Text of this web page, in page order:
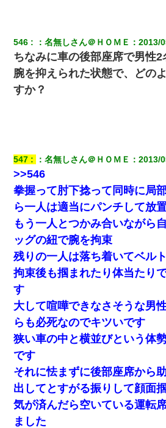
【衝撃】女友達から行為中に告白され
義兄嫁が義実家で「コロナ陽性だったか
妻「ずっと好きだった人と一緒になりた
い」→離婚後、娘と実家で生活してると
【衝撃】嫁父の会社に勤続１０年、手
らえる会社から誘われた。転職したい
「離婚！（激怒」
放置子が病院送りになったらしい → 俺
嫁を半身不随にしやがった恨みは、正
い）
裁判官「お互いに最後に言いたいこと
「…」A「夫を一発殴らせてほしい」裁
【まぬけ】夫「離婚だ！」私「わかった
だ！」私「いいけど弁護士通して。私も
妹が嘘つきな元カレと寄りを戻してしま
ら、旦那の顔が曇って雰囲気が一転。そ
いつもより早く寝付いてしまった…｜
546 ：名無しさん＠ＨＯＭＥ ：2013/
ちなみに車の後部座席で男性2
腕を抑えられた状態で、どの
すか？
547 ：名無しさん＠ＨＯＭＥ ：2013/
>>546
拳握って肘下捻って同時に局
ら一人は適当にパンチして放
もう一人とつかみ合いながら
ッグの紐で腕を拘束
残りの一人は落ち着いてベル
拘束後も掴まれたり体当たり
す
大して喧嘩できなさそうな男
らも必死なのでキツいです
狭い車の中と横並びという体
です
それに怯まずに後部座席から
出してとすがる振りして顔面
気が済んだら空いている運転
ました